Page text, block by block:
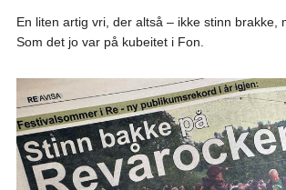
En liten artig vri, der altså – ikke stinn brakke,
Som det jo var på kubeitet i Fon.